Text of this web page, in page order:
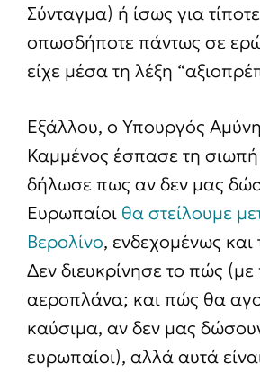
Σύνταγμα) ή ίσως για
οπωσδήποτε πάντως σε
είχε μέσα τη λέξη
Εξάλλου, ο Υπουργός
Καμμένος έσπασε τη σιωπή
δήλωσε πως αν δεν μας
Ευρωπαίοι θα στείλουμε
Βερολίνο, ενδεχομένως και
Δεν διευκρίνησε το πώς
αεροπλάνα; και πώς θα
καύσιμα, αν δεν μας
ευρωπαίοι), αλλά αυτά